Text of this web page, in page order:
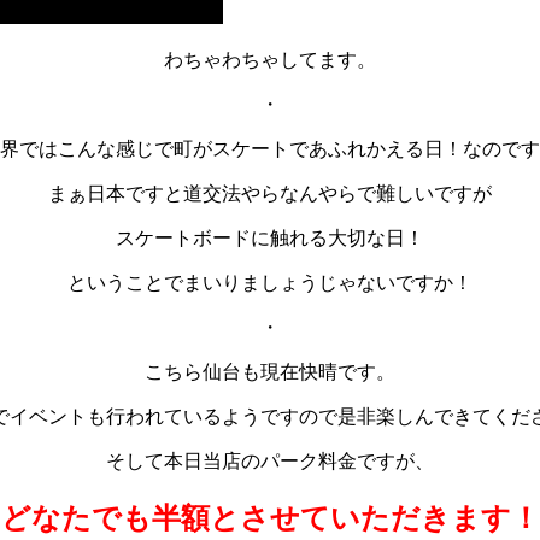
わちゃわちゃしてます。
・
ではこんな感じで町がスケートであふれかえる日！なのです
まぁ日本ですと道交法やらなんやらで難しいですが
スケートボードに触れる大切な日！
ということでまいりましょうじゃないですか！
・
こちら仙台も現在快晴です。
イベントも行われているようですので是非楽しんできてくだ
そして本日当店のパーク料金ですが、
どなたでも半額とさせていただきます！